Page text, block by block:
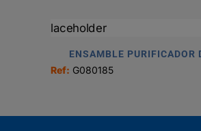
ENSAMBLE PURIFICADOR
Ref: G080185